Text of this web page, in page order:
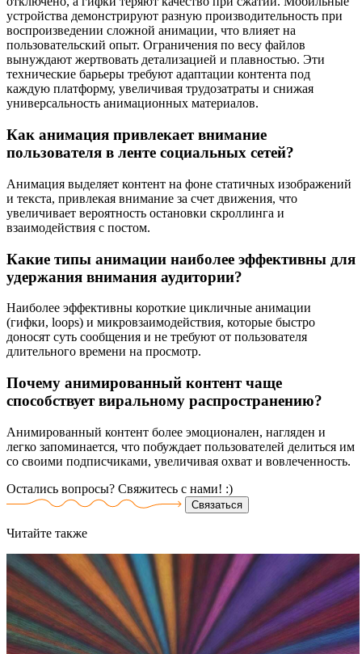
устройства демонстрируют разную производительность при
воспроизведении сложной анимации, что влияет на
пользовательский опыт. Ограничения по весу файлов
вынуждают жертвовать детализацией и плавностью. Эти
технические барьеры требуют адаптации контента под
каждую платформу, увеличивая трудозатраты и снижая
универсальность анимационных материалов.
Как анимация привлекает внимание
пользователя в ленте социальных сетей?
Анимация выделяет контент на фоне статичных изображений
и текста, привлекая внимание за счет движения, что
увеличивает вероятность остановки скроллинга и
взаимодействия с постом.
Какие типы анимации наиболее эффективны для
удержания внимания аудитории?
Наиболее эффективны короткие цикличные анимации
(гифки, loops) и микровзаимодействия, которые быстро
доносят суть сообщения и не требуют от пользователя
длительного времени на просмотр.
Почему анимированный контент чаще
способствует виральному распространению?
Анимированный контент более эмоционален, нагляден и
легко запоминается, что побуждает пользователей делиться им
со своими подписчиками, увеличивая охват и вовлеченность.
Остались вопросы? Свяжитесь с нами! :)
Связаться
Читайте также